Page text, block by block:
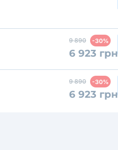
9 890 -30%
6 923 грн
9 890 -30%
6 923 грн